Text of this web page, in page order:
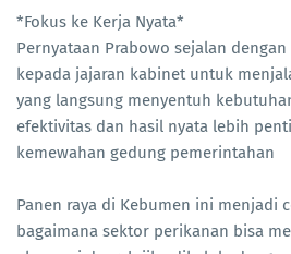
*Fokus ke Kerja Nyata*
Pernyataan Prabowo sejalan
kepada jajaran kabinet untuk
yang langsung menyentuh
efektivitas dan hasil nyata lebih
kemewahan gedung pemerintahan
Panen raya di Kebumen ini menjadi
bagaimana sektor perikanan bisa